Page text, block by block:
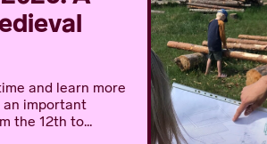
and learn more
an important
the 12th to...